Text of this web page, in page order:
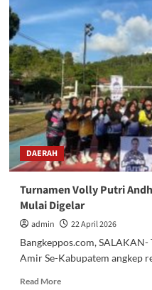
Tosel
Klarifikasi
Sorotan
Pengalihan
Lokasi
MTQ
XXIII
dari
Kalumbatan
ke
Kanali
DAERAH
Turnamen Volly Putri
Mulai Digelar
admin
22 April 2026
Bangkeppos.com,
Amir Se-Kabupatem angkep
Read MoreRead